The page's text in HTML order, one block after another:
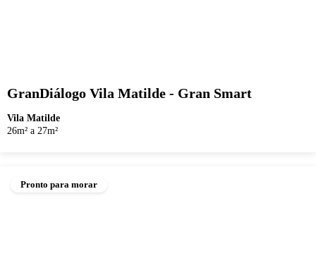
GranDiálogo Vila Matilde - Gran Smart
Vila Matilde
26m² a 27m²
Pronto para morar